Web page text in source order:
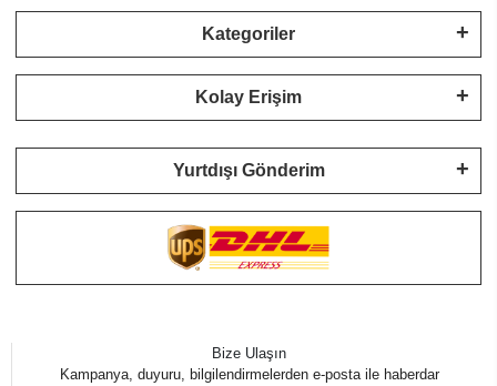
Kategoriler
Kolay Erişim
Yurtdışı Gönderim
Bize Ulaşın
Kampanya, duyuru, bilgilendirmelerden e-posta ile haberdar